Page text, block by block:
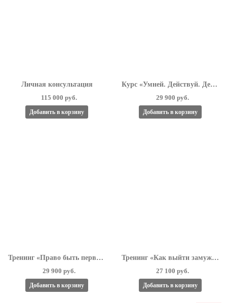
Личная консультация
115 000 руб.
Добавить в корзину
Курс «Умней. Действуй. Делай деньги»
29 900 руб.
Добавить в корзину
Тренинг «Право быть первой. Правила жизни для результата»
29 900 руб.
Добавить в корзину
Тренинг «Как выйти замуж за миллионера»
27 100 руб.
Добавить в корзину